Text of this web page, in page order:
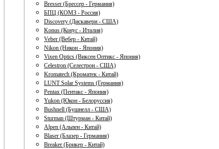
Bresser (Брессер - Германия)
БПЦ (КОМЗ - Россия)
Discovery (Дискавери - США)
Konus (Конус - Италия)
Veber (Вебер - Китай)
Nikon (Никон - Япония)
Vixen Optics (Виксен Оптикс - Япония)
Celestron (Селестрон - США)
Kromatech (Кроматек - Китай)
LUNT Solar Systems (Германия)
Pentax (Пентакс - Япония)
Yukon (Юкон - Белоруссия)
Bushnell (Бушнелл - США)
Sturman (Штурман - Китай)
Alpen (Альпен - Китай)
Blaser (Блазер - Германия)
Breaker (Брикер - Китай)